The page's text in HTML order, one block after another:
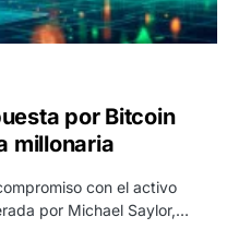
por Bitcoin
millonaria
con el activo
por Michael Saylor,…